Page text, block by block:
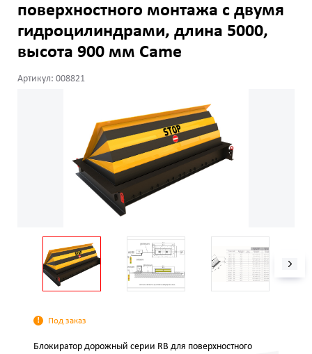
поверхностного монтажа с двумя
гидроцилиндрами, длина 5000,
высота 900 мм Came
Артикул: 008821
Под заказ
Блокиратор дорожный серии RB для поверхностного